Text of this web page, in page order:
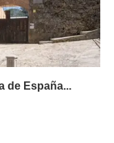
de España...